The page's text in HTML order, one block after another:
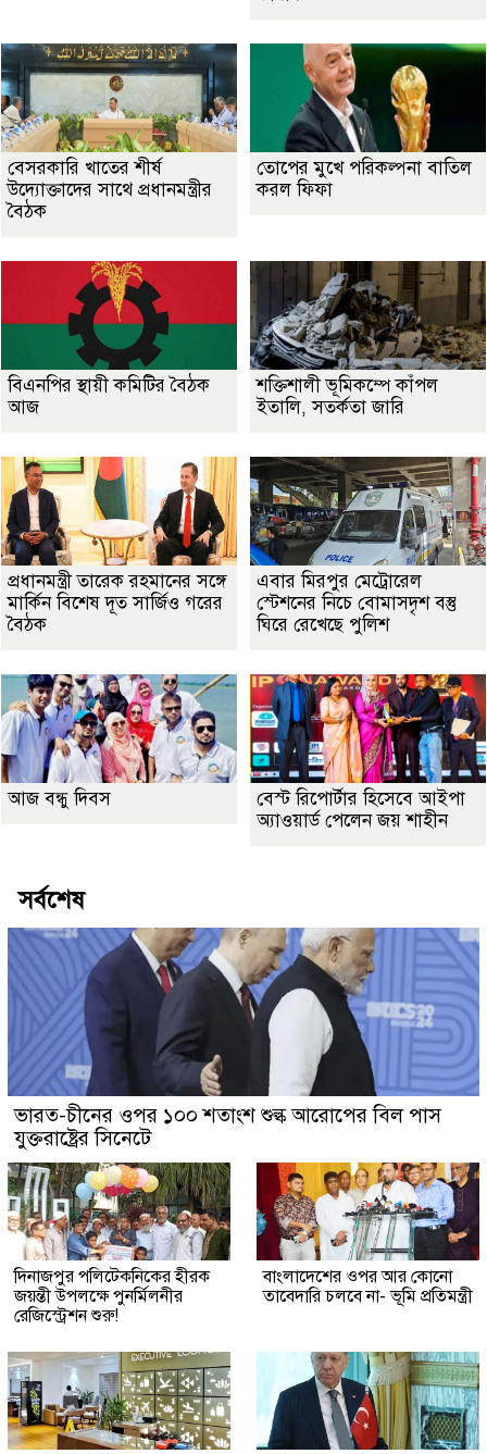
বেসরকারি খাতের শীর্ষ
উদ্যোক্তাদের সাথে প্রধানমন্ত্রীর
বৈঠক
তোপের মুখে পরিকল্পনা বাতিল
করল ফিফা
বিএনপির স্থায়ী কমিটির বৈঠক
আজ
শক্তিশালী ভূমিকম্পে কাঁপল
ইতালি, সতর্কতা জারি
প্রধানমন্ত্রী তারেক রহমানের সঙ্গে
মার্কিন বিশেষ দূত সার্জিও গরের
বৈঠক
এবার মিরপুর মেট্রোরেল
স্টেশনের নিচে বোমাসদৃশ বস্তু
ঘিরে রেখেছে পুলিশ
আজ বন্ধু দিবস
বেস্ট রিপোর্টার হিসেবে আইপা
অ্যাওয়ার্ড পেলেন জয় শাহীন
সর্বশেষ
ভারত-চীনের ওপর ১০০ শতাংশ শুল্ক আরোপের বিল পাস
যুক্তরাষ্ট্রের সিনেটে
দিনাজপুর পলিটেকনিকের হীরক
জয়ন্তী উপলক্ষে পুনর্মিলনীর
রেজিস্ট্রেশন শুরু!
বাংলাদেশের ওপর আর কোনো
তাবেদারি চলবে না- ভূমি প্রতিমন্ত্রী